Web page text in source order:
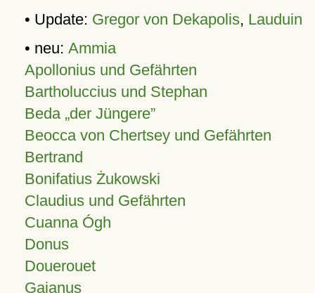
• Update: Gregor von Dekapolis, Lauduin
• neu: Ammia
Apollonius und Gefährten
Bartholuccius und Stephan
Beda „der Jüngere”
Beocca von Chertsey und Gefährten
Bertrand
Bonifatius Żukowski
Claudius und Gefährten
Cuanna Ógh
Donus
Douerouet
Gaianus